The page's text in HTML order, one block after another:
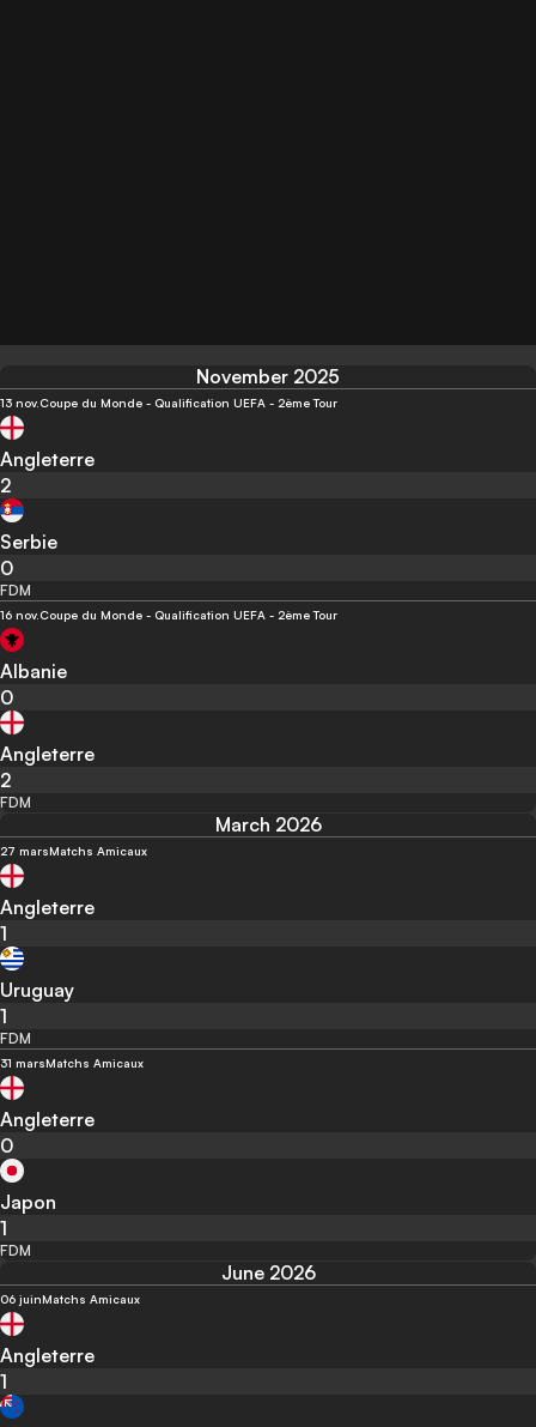
November 2025
13 nov. Coupe du Monde - Qualification UEFA - 2ème Tour
Angleterre
2
Serbie
0
FDM
16 nov. Coupe du Monde - Qualification UEFA - 2ème Tour
Albanie
0
Angleterre
2
FDM
March 2026
27 marsMatchs Amicaux
Angleterre
1
Uruguay
1
FDM
31 marsMatchs Amicaux
Angleterre
0
Japon
1
FDM
June 2026
06 juinMatchs Amicaux
Angleterre
1